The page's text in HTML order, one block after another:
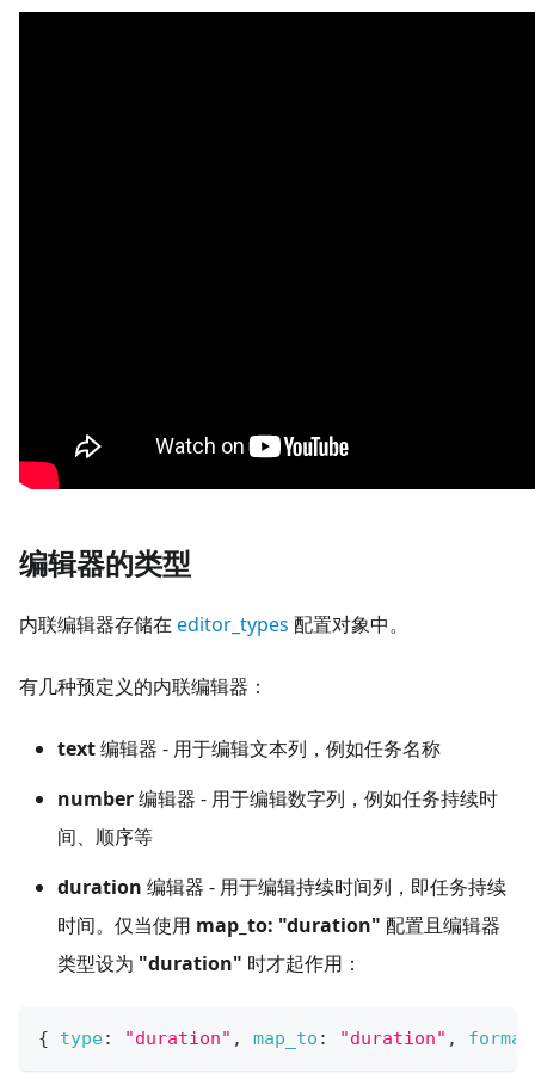
编辑器的类型
内联编辑器存储在 editor_types 配置对象中。
有几种预定义的内联编辑器：
text编辑器 - 用于编辑文本列，例如任务名称
number编辑器 - 用于编辑数字列，例如任务持续时
间、顺序等
duration 编辑器 - 用于编辑持续时间列，即任务持续
时间。仅当使用 map_to: "duration" 配置且编辑器
类型设为 "duration" 时才起作用：
{ type: "duration" , map_to : "duration" ,